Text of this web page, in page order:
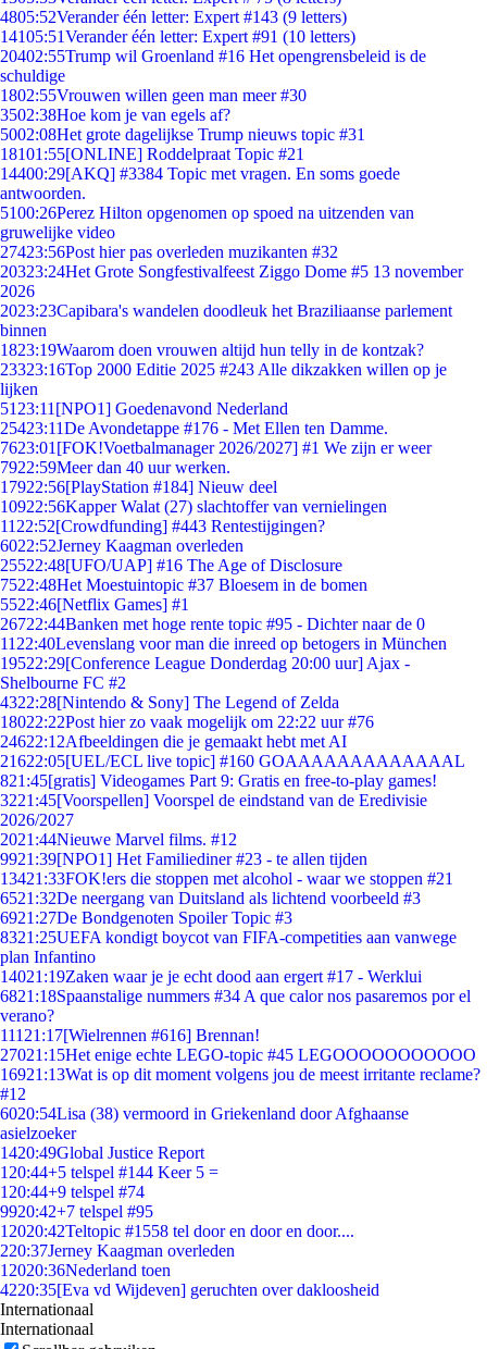
4805:52Verander één letter: Expert #143 (9 letters)
14105:51Verander één letter: Expert #91 (10 letters)
20402:55Trump wil Groenland #16 Het opengrensbeleid is de
schuldige
1802:55Vrouwen willen geen man meer #30
3502:38Hoe kom je van egels af?
5002:08Het grote dagelijkse Trump nieuws topic #31
18101:55[ONLINE] Roddelpraat Topic #21
14400:29[AKQ] #3384 Topic met vragen. En soms goede
antwoorden.
5100:26Perez Hilton opgenomen op spoed na uitzenden van
gruwelijke video
27423:56Post hier pas overleden muzikanten #32
20323:24Het Grote Songfestivalfeest Ziggo Dome #5 13 november
2026
2023:23Capibara's wandelen doodleuk het Braziliaanse parlement
binnen
1823:19Waarom doen vrouwen altijd hun telly in de kontzak?
23323:16Top 2000 Editie 2025 #243 Alle dikzakken willen op je
lijken
51 23:11 [NPO1] Goedenavond Nederland
25423:11De Avondetappe #176 - Met Ellen ten Damme.
7623:01 [FOK!Voetbalmanager 2026/2027] #1 We zijn er weer
7922:59Meer dan 40 uur werken.
17922:56[PlayStation #184] Nieuw deel
10922:56Kapper Walat (27) slachtoffer van vernielingen
11 22:52[Crowdfunding] #443 Rentestijgingen?
6022:52Jerney Kaagman overleden
25522:48[UFO/UAP] #16 The Age of Disclosure
7522:48Het Moestuintopic #37 Bloesem in de bomen
5522:46[Netflix Games] #1
26722:44Banken met hoge rente topic #95 - Dichter naar de 0
11 22:40Levenslang voor man die inreed op betogers in München
19522:29[Conference League Donderdag 20:00 uur] Ajax -
Shelbourne FC #2
4322:28[Nintendo & Sony] The Legend of Zelda
18022:22Post hier zo vaak mogelijk om 22:22 uur #76
24622:12Afbeeldingen die je gemaakt hebt met AI
21622:05[UEL/ECL live topic] #160 GOAAAAAAAAAAAAAL
821:45[gratis] Videogames Part 9: Gratis en free-to-play games!
3221:45[Voorspellen] Voorspel de eindstand van de Eredivisie
2026/2027
2021:44Nieuwe Marvel films. #12
9921:39[NPO1] Het Familiediner #23 - te allen tijden
13421:33FOK!ers die stoppen met alcohol - waar we stoppen #21
6521:32De neergang van Duitsland als lichtend voorbeeld #3
6921:27De Bondgenoten Spoiler Topic #3
8321:25UEFA kondigt boycot van FIFA-competities aan vanwege
plan Infantino
14021:19Zaken waar je je echt dood aan ergert #17 - Werklui
6821:18Spaanstalige nummers #34 A que calor nos pasaremos por el
verano?
111 21:17[Wielrennen #616] Brennan!
27021:15Het enige echte LEGO-topic #45 LEGOOOOOOOOOOO
16921:13Wat is op dit moment volgens jou de meest irritante reclame?
#12
6020:54Lisa (38) vermoord in Griekenland door Afghaanse
asielzoeker
1420:49Global Justice Report
1 20:44+5 telspel #144 Keer 5 =
1 20:44+9 telspel #74
9920:42+7 telspel #95
12020:42Teltopic #1558 tel door en door en door....
220:37Jerney Kaagman overleden
12020:36Nederland toen
4220:35[Eva vd Wijdeven] geruchten over dakloosheid
Internationaal
Internationaal